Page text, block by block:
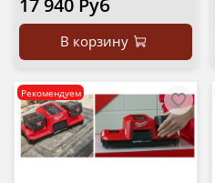
17 940 Руб
В корзину
Рекомендуем